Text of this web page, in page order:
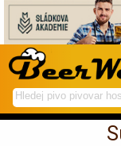
hledej
na
spustí
hledání